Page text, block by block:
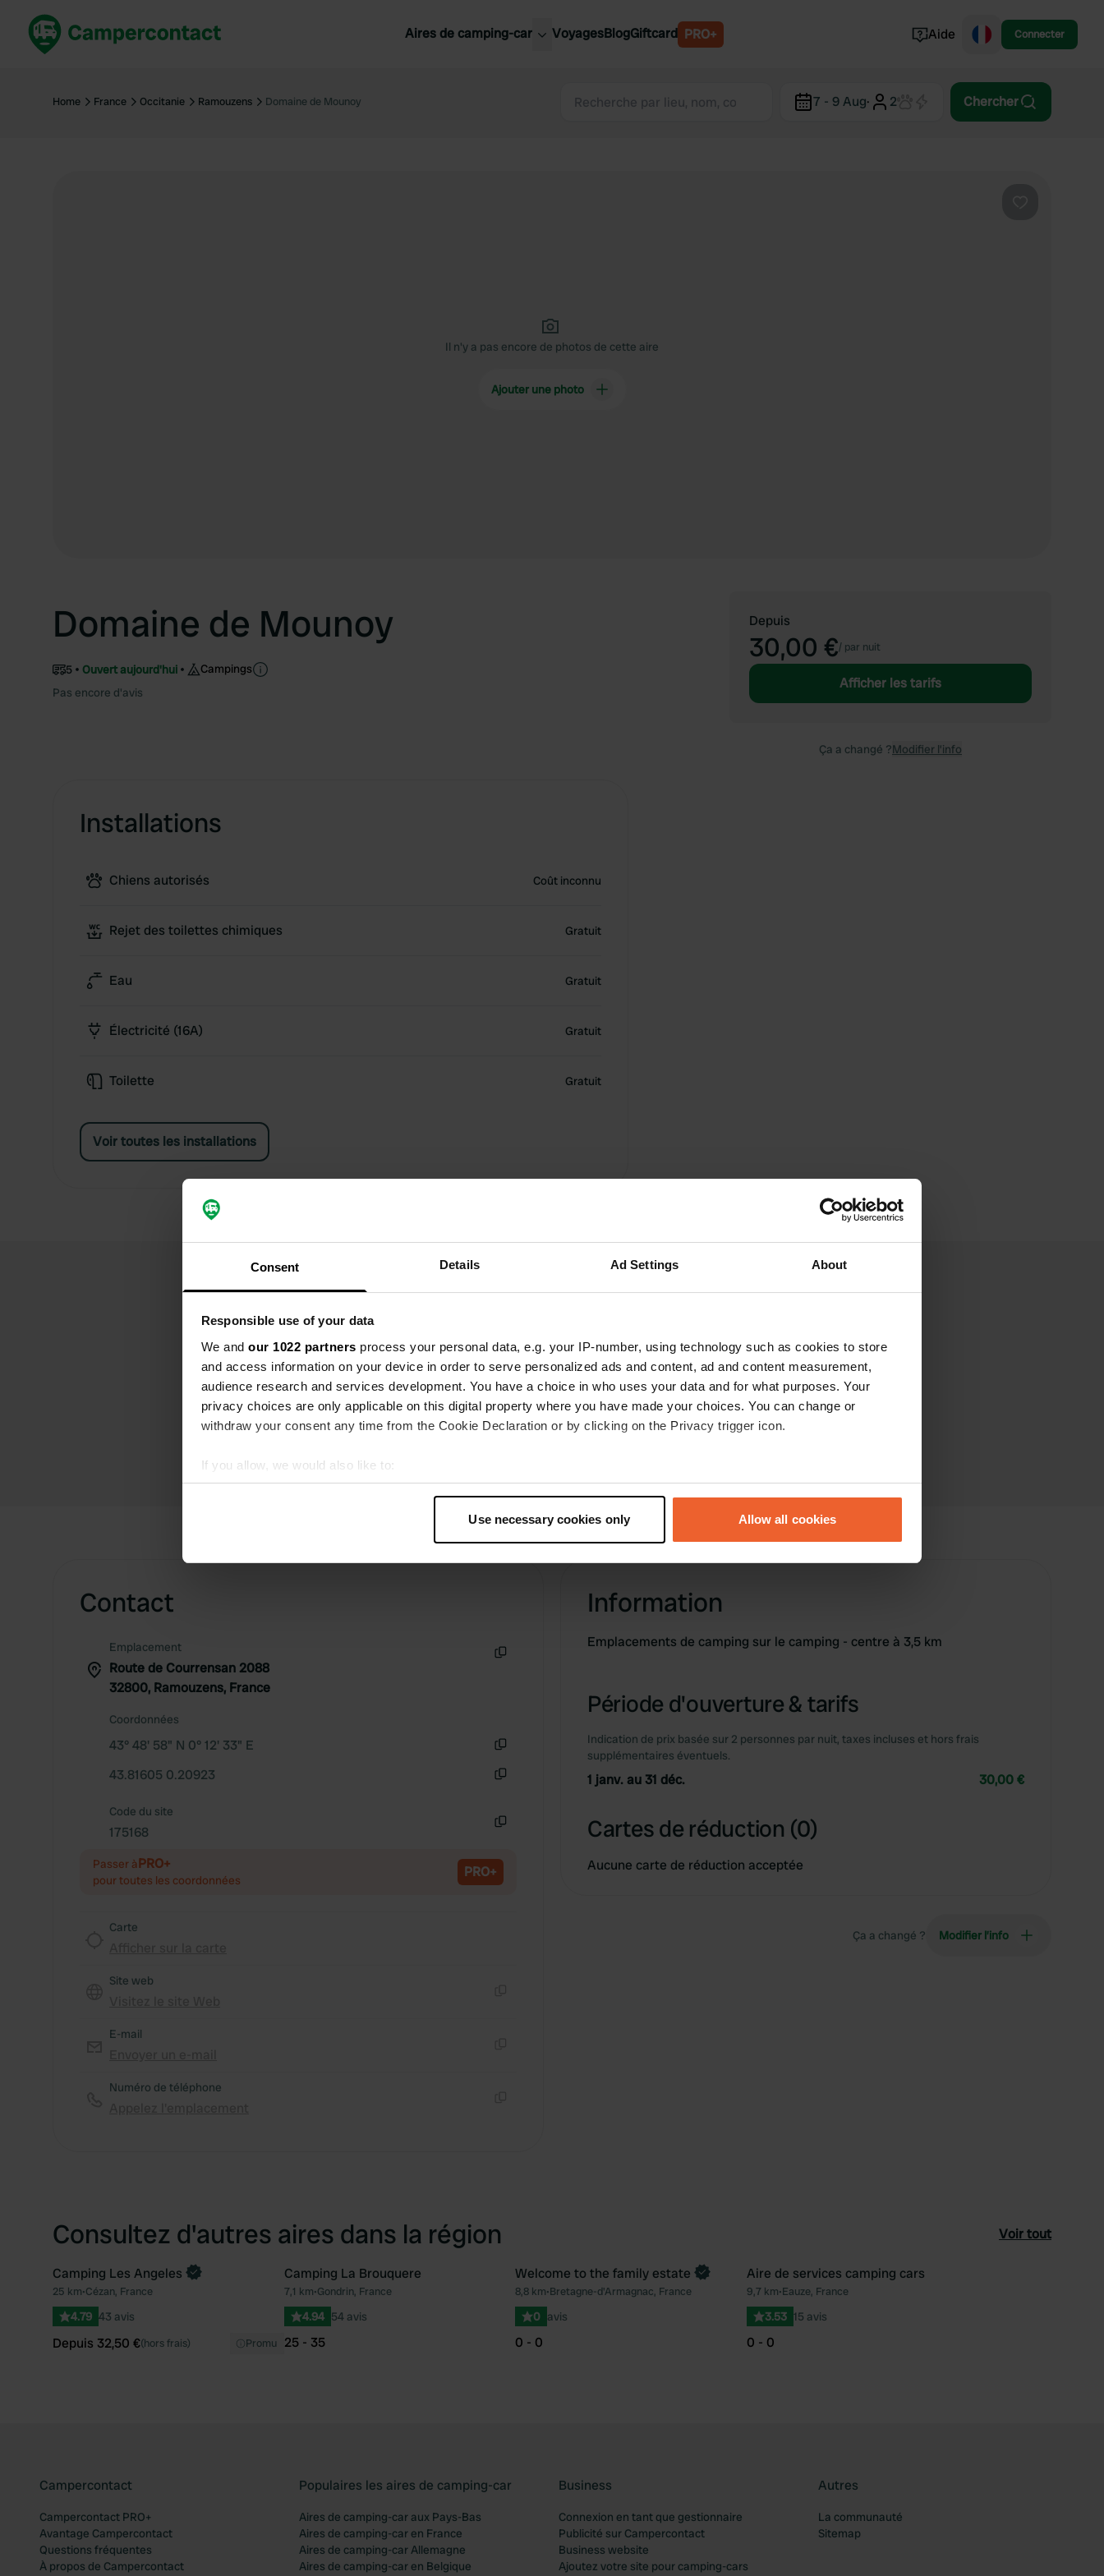
Consent Details Ad Settings About
Responsible use of your data
We and our 1022 partners process your personal data, e.g. your IP-number, using technology such as cookies to store
and access information on your device in order to serve personalized ads and content, ad and content measurement,
audience research and services development. You have a choice in who uses your data and for what purposes. Your
privacy choices are only applicable on this digital property where you have made your choices. You can change or
withdraw your consent any time from the Cookie Declaration or by clicking on the Privacy trigger icon.
If you allow, we would also like to:
Collect information about your geographical location which can be accurate to within several meters
Find out more about how your personal data is processed and set your preferences in the
information about your use of our site with our social media, advertising and analytics partners who may combine it with
other information that you’ve provided to them or that they’ve collected from your use of their services.
Use necessary cookies only Allow all cookies
Aires de camping-car
France
France
Slovénie
VoyagesBlogGiftcard PRO+ Aide Connecter
Home France Occitanie Ramouzens Domaine de Mounoy 7 - 9 Aug· 2 Chercher
Il n'y a pas encore de photos de cette aire
Ajouter une photo
Domaine de Mounoy
5 Ouvert aujourd'hui
Campings
Pas encore d'avis
Installations
Chiens autorisés Coût inconnu
Rejet des toilettes chimiques Gratuit
Eau Gratuit
Électricité (16A) Gratuit
Toilette Gratuit
Voir toutes les installations
Depuis
30,00 €/ par nuit
Afficher les tarifs
Ça a changé ?Modifier l’info
Ajouter un avis
Vous êtes déjà venu ici ? Dites aux autres ce que
vous en pensez.
Contact
Emplacement
Route de Courrensan 2088
32800, Ramouzens, France
Coordonnées
43° 48' 58" N 0° 12' 33" E
43.81605 0.20923
Code du site
175168
Passer àPRO+
pour toutes les coordonnées PRO+
Carte
Site web
E-mail
Numéro de téléphone
Information
Emplacements de camping sur le camping - centre à 3,5 km
Période d'ouverture & tarifs
Indication de prix basée sur 2 personnes par nuit, taxes incluses et hors frais
supplémentaires éventuels.
1 janv. au 31 déc. 30,00 €
Cartes de réduction (0)
Aucune carte de réduction acceptée
Ça a changé ? Modifier l’info
Consultez d'autres aires dans la région Voir tout
Préféré
Reserve maintenant
Camping Les Angeles
25 km•Cézan, France
4.79 43 avis
Depuis 32,50 €(hors frais) Promu
Préféré
Camping La Brouquere
7,1 km•Gondrin, France
4.94 54 avis
25 - 35
Préféré
Reserve maintenant
Welcome to the family estate
8,8 km•Bretagne-d'Armagnac, France
0 avis
0 - 0
Aire de services camping cars
9,7 km•Eauze, France
3.53 15 avis
0 - 0
Campercontact
Campercontact PRO+
Avantage Campercontact
Questions fréquentes
À propos de Campercontact
Populaires les aires de camping-car
Aires de camping-car aux Pays-Bas
Aires de camping-car en France
Aires de camping-car Allemagne
Aires de camping-car en Belgique
Business
Connexion en tant que gestionnaire
Publicité sur Campercontact
Business website
Ajoutez votre site pour camping-cars
Autres
La communauté
Sitemap